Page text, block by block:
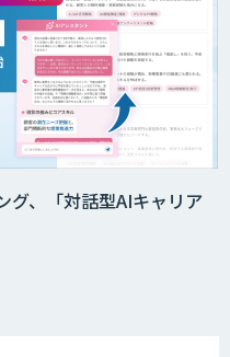
グ、「対話型AIキャリア